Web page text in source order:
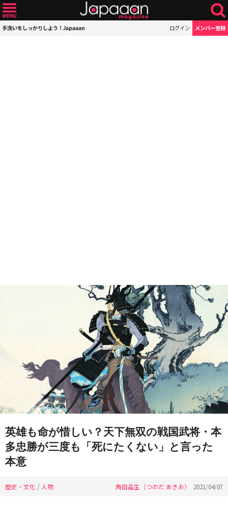
手洗いをしっかりしよう！Japaaan ログイン メンバー登録
英雄も命が惜しい？天下無双の戦国武将・本
多忠勝が三度も「死にたくない」と言った
本意
歴史・文化 / 人物 角田晶生（つのだ あきお） 2021/04/07